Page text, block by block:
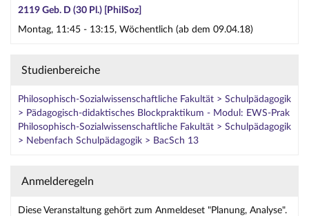
2119 Geb. D (30 Pl.) [PhilSoz]
Montag, 11:45 - 13:15, Wöchentlich (ab dem 09.04.18)
Studienbereiche
Philosophisch-Sozialwissenschaftliche Fakultät > Schulpädagogik
> Pädagogisch-didaktisches Blockpraktikum - Modul: EWS-Prak
Philosophisch-Sozialwissenschaftliche Fakultät > Schulpädagogik
> Nebenfach Schulpädagogik > BacSch 13
Anmelderegeln
Diese Veranstaltung gehört zum Anmeldeset "Planung, Analyse".